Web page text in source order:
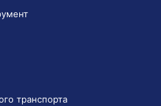
транспорта